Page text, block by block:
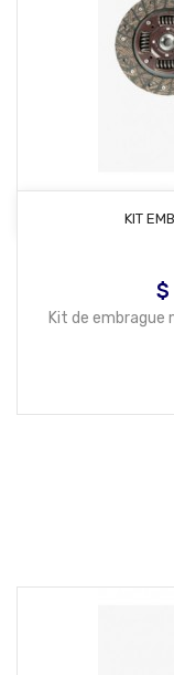
KIT
$
Kit de embrague